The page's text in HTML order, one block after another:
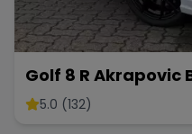
Golf 8 R Akrapovic
333PS
5.0 (132)